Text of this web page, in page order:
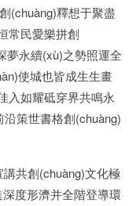
(chuàng)釋想于聚盡
常民愛樂拼創
夢永續(xù)之勢照運全
使城也皆成生生畫
入如耀砥穿界共鳴永
策世書格創(chuàng)
共創(chuàng)文化極
度形濟并全階登導環